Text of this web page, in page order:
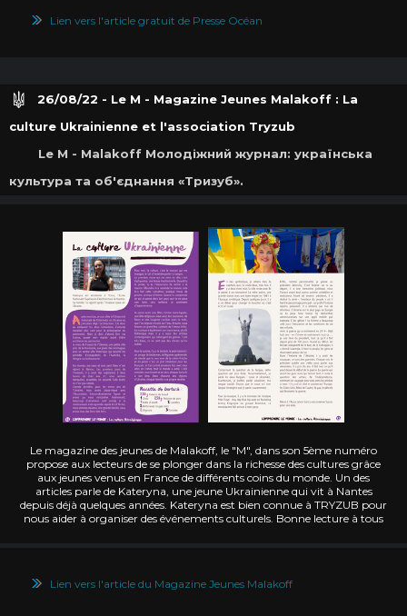
Lien vers l'article gratuit de Presse Océan
26/08/22 - Le M - Magazine Jeunes Malakoff : La
culture Ukrainienne et l'association Tryzub
Le M - Malakoff Молодіжний журнал: українська
культура та об'єднання «Тризуб».
Le magazine des jeunes de Malakoff, le "M", dans son 5ème numéro
propose aux lecteurs de se plonger dans la richesse des cultures grâce
aux jeunes venus en France de différents coins du monde. Un des
articles parle de Kateryna, une jeune Ukrainienne qui vit à Nantes
depuis déjà quelques années. Kateryna est bien connue à TRYZUB pour
nous aider à organiser des événements culturels. Bonne lecture à tous
Lien vers l'article du Magazine Jeunes Malakoff